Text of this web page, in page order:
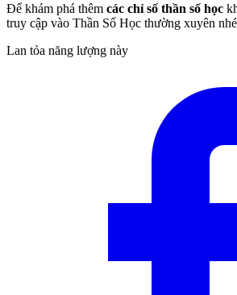
Để khám phá thêm các chỉ số thần số học
truy cập vào Thần Số Học thường xuyên
Lan tỏa năng lượng này